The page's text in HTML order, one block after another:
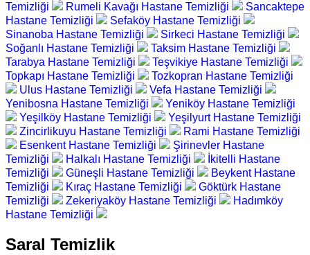
Temizliği
Rumeli Kavağı Hastane Temizliği
Sancaktepe
Hastane Temizliği
Sefaköy Hastane Temizliği
Sinanoba Hastane Temizliği
Sirkeci Hastane Temizliği
Soğanlı Hastane Temizliği
Taksim Hastane Temizliği
Tarabya Hastane Temizliği
Teşvikiye Hastane Temizliği
Topkapı Hastane Temizliği
Tozkopran Hastane Temizliği
Ulus Hastane Temizliği
Vefa Hastane Temizliği
Yenibosna Hastane Temizliği
Yeniköy Hastane Temizliği
Yeşilköy Hastane Temizliği
Yeşilyurt Hastane Temizliği
Zincirlikuyu Hastane Temizliği
Rami Hastane Temizliği
Esenkent Hastane Temizliği
Şirinevler Hastane
Temizliği
Halkalı Hastane Temizliği
İkitelli Hastane
Temizliği
Güneşli Hastane Temizliği
Beykent Hastane
Temizliği
Kıraç Hastane Temizliği
Göktürk Hastane
Temizliği
Zekeriyaköy Hastane Temizliği
Hadımköy
Hastane Temizliği
Saral Temizlik